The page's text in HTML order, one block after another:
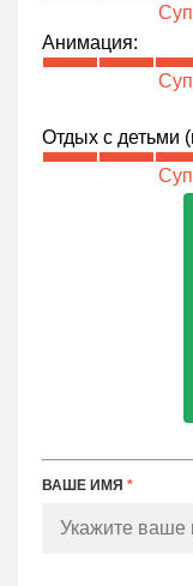
Анимация:
Отдых с детьми
ВАШЕ ИМЯ *